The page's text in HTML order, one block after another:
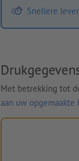
Snellere
Met betrekking tot
aan uw opgemaakte